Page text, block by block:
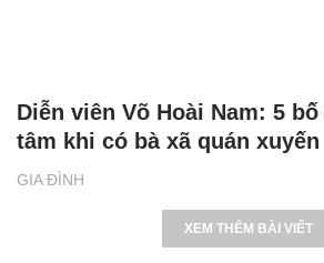
GIA ĐÌNH
Diễn viên Võ Hoài Nam: 5
tâm khi có bà xã quán xuyến
XEM THÊM BÀI VIẾT